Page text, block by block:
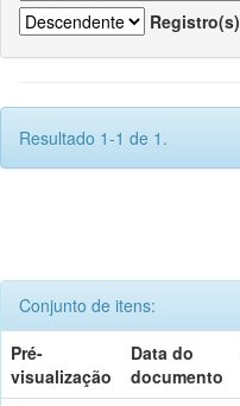
Registro(s)
Resultado 1-1 de 1.
Conjunto de itens:
Pré-
visualização
Data do
documento